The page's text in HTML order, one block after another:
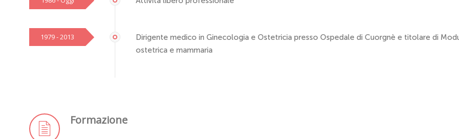
1979 - 2013
Dirigente medico in Ginecologia e Ostetricia presso Ospedale di Cuorgnè e titolare di
ostetrica e mammaria
Formazione